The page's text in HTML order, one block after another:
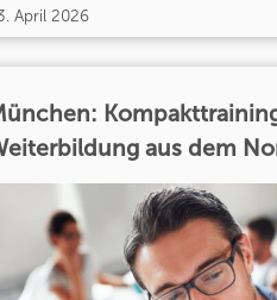
April 2026
aus dem